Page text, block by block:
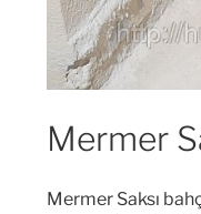
Mermer
Mermer Saksı